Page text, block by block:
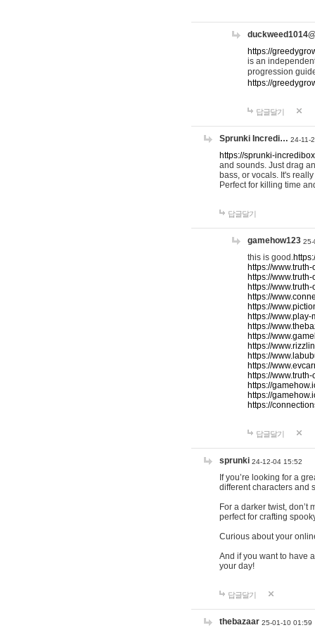
https://
is an
progression
https://
답글달기
Sprunki Incredi… 24-11-
https://sprunki-
and sounds. Just drag
bass, or vocals. It's
Perfect for killing time
답글달기
gamehow123 25-
this is good.
https://
https://
https://
https://
https://
https://
https://
https://
https://
https://
https://
https://
https://
https://
https://
답글달기
sprunki 24-12-04 15:52
If you’re looking for a
different characters and
For a darker twist, don’t
perfect for crafting
Curious about your
And if you want to have
your day!
답글달기
thebazaar 25-01-10 01:59